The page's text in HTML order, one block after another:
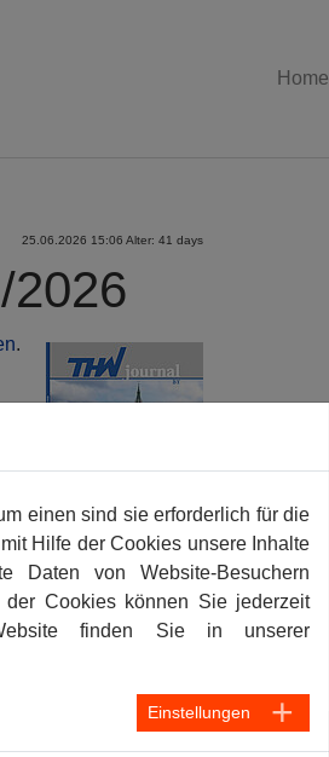
Home
25.06.2026 15:06 Alter: 41 days
2026
.
einen sind sie erforderlich für die
Hilfe der Cookies unsere Inhalte
Daten von Website-Besuchern
Cookies können Sie jederzeit
finden Sie in unserer
Einstellungen